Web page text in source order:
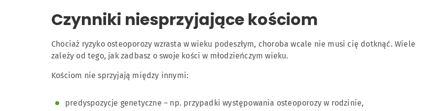
Czynniki niesprzyjające kościom
Chociaż ryzyko osteoporozy wzrasta w wieku podeszłym, choroba wcale nie musi cię dotknąć. Wiele
zależy od tego, jak zadbasz o swoje kości w młodzieńczym wieku.
Kościom nie sprzyjają między innymi:
predyspozycje genetyczne – np. przypadki występowania osteoporozy w rodzinie,